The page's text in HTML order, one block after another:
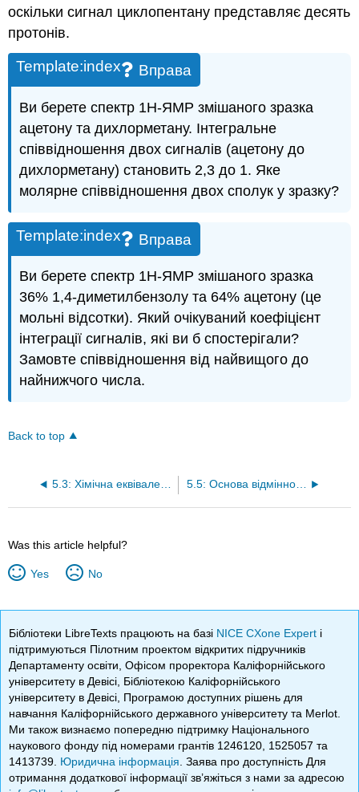
оскільки сигнал циклопентану представляє десять
протонів.
Вправа
Template:index
Ви берете спектр 1H-ЯМР змішаного зразка
ацетону та дихлорметану. Інтегральне
співвідношення двох сигналів (ацетону до
дихлорметану) становить 2,3 до 1. Яке
молярне співвідношення двох сполук у зразку?
Вправа
Template:index
Ви берете спектр 1H-ЯМР змішаного зразка
36% 1,4-диметилбензолу та 64% ацетону (це
мольні відсотки). Який очікуваний коефіцієнт
інтеграції сигналів, які ви б спостерігали?
Замовте співвідношення від найвищого до
найнижчого числа.
Back to top
5.3: Хімічна еквівалентність 5.5: Основа відмінностей у хімічному зсуві
Was this article helpful?
Yes No
Бібліотеки LibreTexts працюють на базі NICE CXone Expert і
підтримуються Пілотним проектом відкритих підручників
Департаменту освіти, Офісом проректора Каліфорнійського
університету в Девісі, Бібліотекою Каліфорнійського
університету в Девісі, Програмою доступних рішень для
навчання Каліфорнійського державного університету та Merlot.
Ми також визнаємо попередню підтримку Національного
наукового фонду під номерами грантів 1246120, 1525057 та
1413739. Юридична інформація . Заява про доступність Для
отримання додаткової інформації зв’яжіться з нами за адресою